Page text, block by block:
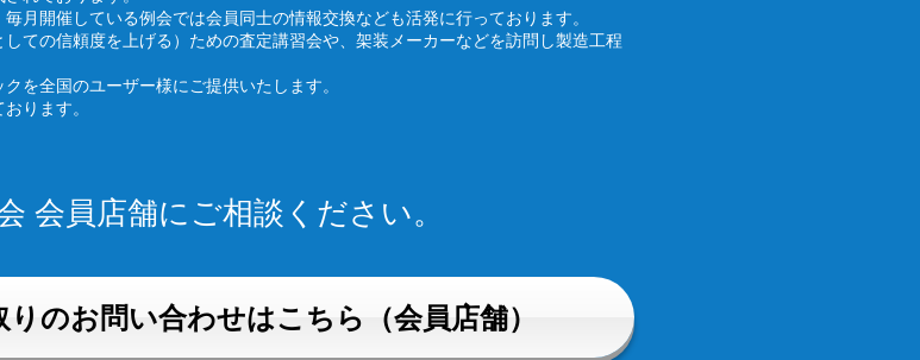
月開催している例会では会員同士の情報交換なども活発に行っております。
ての信頼度を上げる）ための査定講習会や、架装メーカーなどを訪問し製造工程
を全国のユーザー様にご提供いたします。
ります。
会員店舗にご相談ください。
のお問い合わせはこちら（会員店舗）